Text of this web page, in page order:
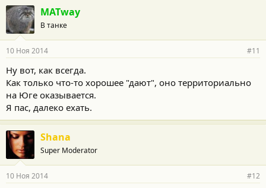
MATway
В танке
10 Ноя 2014 #11
Ну вот, как всегда.
Как только что-то хорошее "дают", оно территориально
на Юге оказывается.
Я пас, далеко ехать.
Shana
Super Moderator
10 Ноя 2014 #12